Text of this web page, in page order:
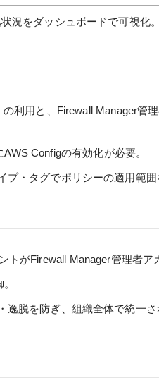
況をダッシュボードで可視化。
利用と、Firewall Manager管
Configの有効化が必要。
プ・タグでポリシーの適用範囲
トがFirewall Manager管理者ア
逸脱を防ぎ、組織全体で統一さ